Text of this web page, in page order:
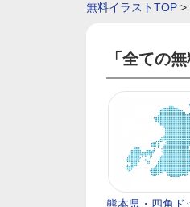
無料イラストTOP >
「全ての
熊本県・四角ド